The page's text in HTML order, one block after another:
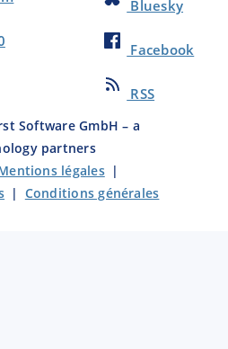
Bluesky
Facebook
RSS
Software GmbH – a
partners
légales|
| Conditions générales